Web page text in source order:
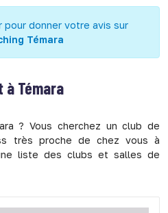
pour donner votre avis sur
Témara
à Témara
? Vous cherchez un club de
très proche de chez vous à
liste des clubs et salles de